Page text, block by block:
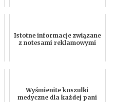
Istotne informacje związane
z notesami reklamowymi
Wyśmienite koszulki
medyczne dla każdej pani